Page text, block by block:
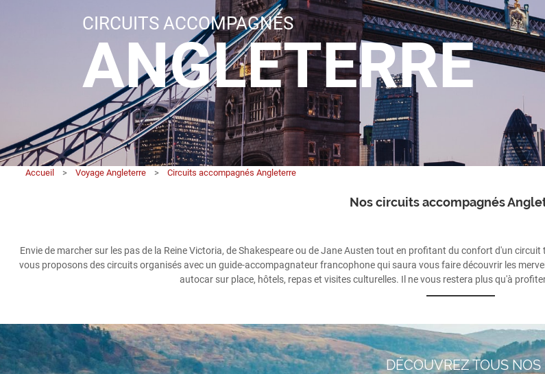
CIRCUITS ACCOMPAGNÉS
ANGLETERRE
Accueil > Voyage Angleterre > Circuits accompagnés Angleterre
Nos circuits accompagnés
Envie de marcher sur les pas de la Reine Victoria, de Shakespeare ou de Jane Austen tout en profitant du confort d'un
vous proposons des circuits organisés avec un guide-accompagnateur francophone qui saura vous faire découvrir les
autocar sur place, hôtels, repas et visites culturelles. Il ne vous restera plus qu'à
DÉCOUVREZ TOUS NOS